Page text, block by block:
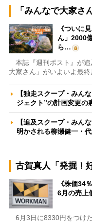
「みんなで大家さ
《ついに
ん」2000
ら…
本誌『週刊ポスト』が追
大家さん」がいよいよ最
【独走スクープ・みん
ジェクト”の計画変更
【追及スクープ・みん
明かされる柳瀬健一・
古賀真人「発掘！
《株価34
6月の売上
6月3日に8330円をつけ